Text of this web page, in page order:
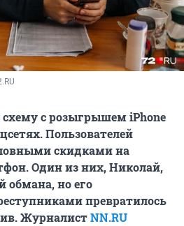
с розыгрышем iPhone
Пользователей
скидками на
Один из них, Николай,
обмана, но его
превратилось
ЖурналистNN.RU